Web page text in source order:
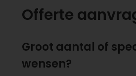
Offerte
Groot aantal of
wensen?